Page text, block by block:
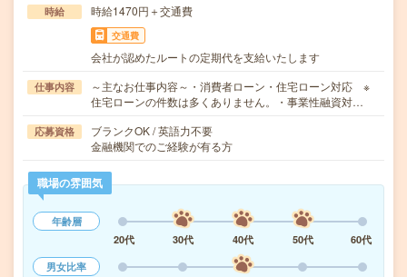
時給 時給1470円＋交通費
交通費
会社が認めたルートの定期代を支給いたします
仕事内容
～主なお仕事内容～・消費者ローン・住宅ローン対応 ※
住宅ローンの件数は多くありません。・事業性融資対…
応募資格
ブランクOK / 英語力不要
金融機関でのご経験が有る方
職場の雰囲気
年齢層
20代
30代 40代 50代
60代
男女比率